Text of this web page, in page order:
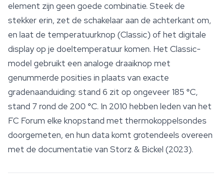
element zijn geen goede combinatie. Steek de
stekker erin, zet de schakelaar aan de achterkant om,
en laat de temperatuurknop (Classic) of het digitale
display op je doeltemperatuur komen. Het Classic-
model gebruikt een analoge draaiknop met
genummerde posities in plaats van exacte
gradenaanduiding: stand 6 zit op ongeveer 185 °C,
stand 7 rond de 200 °C. In 2010 hebben leden van het
FC Forum elke knopstand met thermokoppelsondes
doorgemeten, en hun data komt grotendeels overeen
met de documentatie van Storz & Bickel (2023).